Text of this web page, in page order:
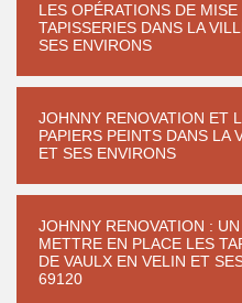
LES OPÉRATIONS DE
TAPISSERIES DANS LA
SES ENVIRONS
JOHNNY RENOVATION ET
PAPIERS PEINTS DANS LA
ET SES ENVIRONS
JOHNNY RENOVATION :
METTRE EN PLACE LES
DE VAULX EN VELIN ET
69120